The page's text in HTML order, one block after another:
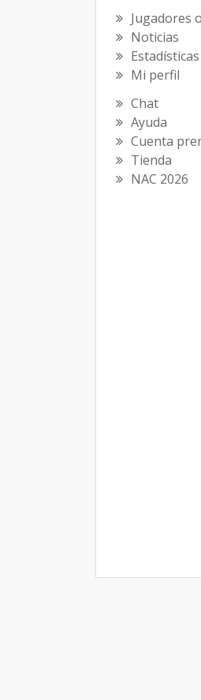
Jugadores
Noticias
Estadísticas
Mi perfil
Chat
Ayuda
Cuenta
Tienda
NAC 2026